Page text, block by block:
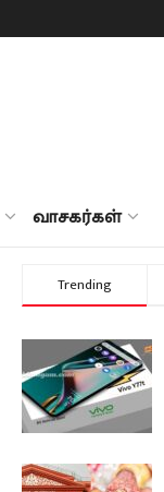
வாசகர்கள்
Trending